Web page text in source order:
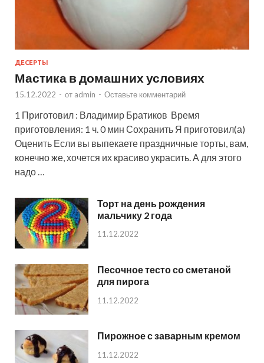
ДЕСЕРТЫ
Мастика в домашних условиях
15.12.2022 - от admin - Оставьте комментарий
1 Приготовил : Владимир Братиков Время
приготовления: 1 ч. 0 мин Сохранить Я приготовил(а)
Оценить Если вы выпекаете праздничные торты, вам,
конечно же, хочется их красиво украсить. А для этого
надо …
Торт на день рождения
мальчику 2 года
11.12.2022
Песочное тесто со сметаной
для пирога
11.12.2022
Пирожное с заварным кремом
11.12.2022